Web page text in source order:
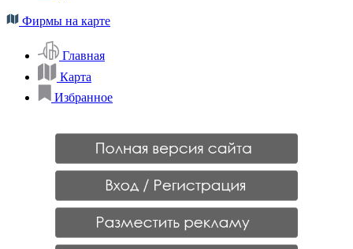
Фирмы на карте
Главная
Карта
Избранное